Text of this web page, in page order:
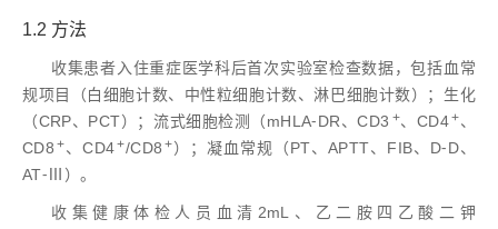
1.2 方法
收集患者入住重症医学科后首次实验室检查数据，包括血常
规项目（白细胞计数、中性粒细胞计数、淋巴细胞计数）；生化
（CRP、PCT）；流式细胞检测（mHLA⁃DR、CD3 +、CD4+、
CD8 +、CD4+/CD8 +）；凝血常规（PT、APTT、FIB、D⁃D、
AT⁃Ⅲ）。
收集健康体检人员血清2mL、乙二胺四乙酸二钾